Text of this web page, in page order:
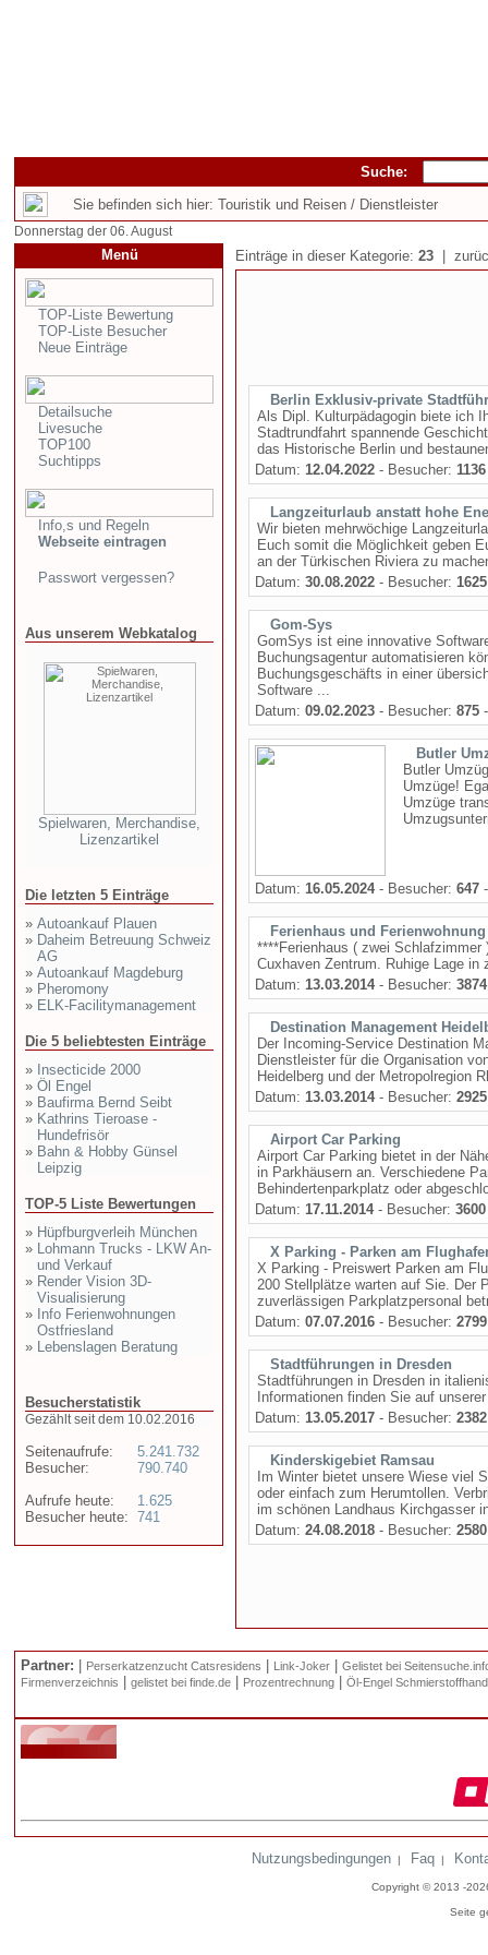
Suche:
Sie befinden sich hier: Touristik und Reisen / Dienstleister
Donnerstag der 06. August
Menü
TOP-Liste Bewertung
TOP-Liste Besucher
Neue Einträge
Detailsuche
Livesuche
TOP100
Suchtipps
Info,s und Regeln
Webseite eintragen
Passwort vergessen?
Aus unserem Webkatalog
Spielwaren, Merchandise,
Lizenzartikel
Die letzten 5 Einträge
» Autoankauf Plauen
» Daheim Betreuung Schweiz
AG
» Autoankauf Magdeburg
» Pheromony
» ELK-Facilitymanagement
Die 5 beliebtesten Einträge
» Insecticide 2000
» Öl Engel
» Baufirma Bernd Seibt
» Kathrins Tieroase -
Hundefrisör
» Bahn & Hobby Günsel
Leipzig
TOP-5 Liste Bewertungen
» Hüpfburgverleih München
» Lohmann Trucks - LKW An-
und Verkauf
» Render Vision 3D-
Visualisierung
» Info Ferienwohnungen
Ostfriesland
» Lebenslagen Beratung
Besucherstatistik
Gezählt seit dem 10.02.2016
Seitenaufrufe:
Besucher:
Aufrufe heute:
Besucher heute:
5.241.732
790.740
1.625
741
Einträge in dieser Kategorie: 23 |
Berlin Exklusiv-private
Als Dipl. Kulturpädagogin biete ich
Stadtrundfahrt spannende
das Historische Berlin und
Datum: 12.04.2022 - Besucher: 1136
Langzeiturlaub anstatt hohe
Wir bieten mehrwöchige
Euch somit die Möglichkeit geben
an der Türkischen Riviera zu
Datum: 30.08.2022 - Besucher: 1625
Gom-Sys
GomSys ist eine innovative
Buchungsagentur automatisieren
Buchungsgeschäfts in einer
Software ...
Datum: 09.02.2023 - Besucher: 875
Butler
Butler
Umzüge!
Umzüge
Datum: 16.05.2024- Besucher: 647
Ferienhaus und
****Ferienhaus ( zwei
Cuxhaven Zentrum. Ruhige Lage in
Datum: 13.03.2014- Besucher: 3874
Destination Management
Der Incoming-Service Destination
Dienstleister für die Organisation
Heidelberg und der Metropolregion
Datum: 13.03.2014- Besucher: 2925
Airport Car Parking
Airport Car Parking bietet in der
in Parkhäusern an. Verschiedene
Behindertenparkplatz oder
Datum: 17.11.2014- Besucher: 3600
X Parking - Parken am
X Parking - Preiswert Parken am
200 Stellplätze warten auf Sie. Der
zuverlässigen Parkplatzpersonal
Datum: 07.07.2016 - Besucher: 2799
Stadtführungen in Dresden
Stadtführungen in Dresden in
Informationen finden Sie auf
Datum: 13.05.2017 - Besucher: 2382
Kinderskigebiet Ramsau
Im Winter bietet unsere Wiese viel
oder einfach zum Herumtollen.
im schönen Landhaus Kirchgasser
Datum: 24.08.2018 - Besucher: 2580
Partner: Perserkatzenzucht Catsresidens Link-Joker
Gelistet bei
Firmenverzeichnis
gelistet bei finde.de Prozentrechnung Öl-Engel
Nutzungsbedingungen | Faq |
Copyright © 2013 -
Seite